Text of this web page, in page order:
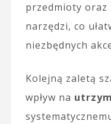
przedmioty oraz
narzędzi, co
niezbędnych
Kolejną zaletą
wpływ na